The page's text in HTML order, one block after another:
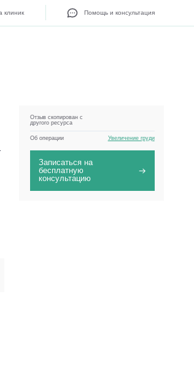
клиник Помощь и консультация
Отзыв скопирован с
другого ресурса
Об операции Увеличение груди
Записаться на
бесплатную
консультацию